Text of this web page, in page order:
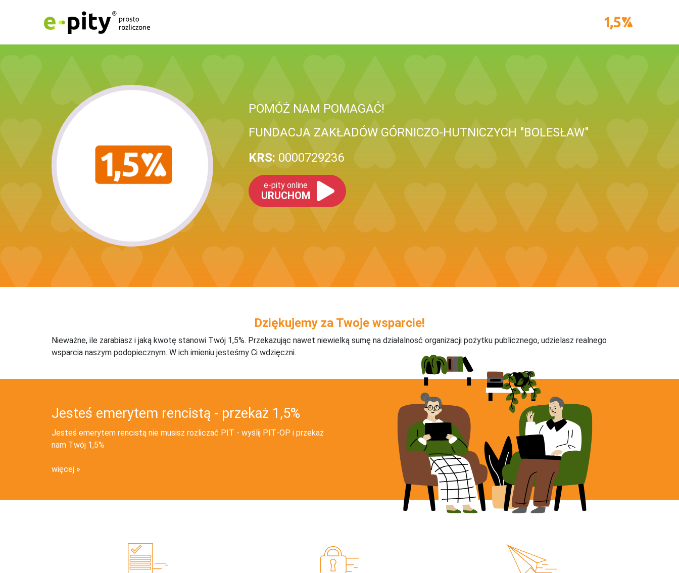
POMÓŻ NAM POMAGAĆ!
FUNDACJA ZAKŁADÓW GÓRNICZO-HUTNICZYCH "BOLESŁAW"
KRS: 0000729236
e-pity online
URUCHOM
Dziękujemy za Twoje wsparcie!
Nieważne, ile zarabiasz i jaką kwotę stanowi Twój 1,5%. Przekazując nawet niewielką sumę na działalnosć organizacji pożytku publicznego, udzielasz realnego
wsparcia naszym podopiecznym. W ich imieniu jesteśmy Ci wdzięczni.
Jesteś emerytem rencistą - przekaż 1,5%
Jesteś emerytem rencistą nie musisz rozliczać PIT - wyślij PIT‑OP i przekaż
nam Twój 1,5%
więcej